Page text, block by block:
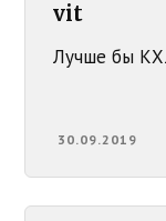
vit
30.09.2019